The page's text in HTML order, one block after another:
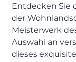
Bar- &
Beimöbel
Einzelstühle &
Einzeltische &
KÜCHENTECHNIK
Dunstabzug im
Bora - The end of
KÜCHEN
Lebensraum
Prisma Journal
SCHLAFZIMMER
ALLES ANZEIGEN
ESSZIMMER
Historie &
360° Rundgang
Kunden-
Über uns
Entdecken Sie
der
Meisterwerk
Auswahl an
dieses